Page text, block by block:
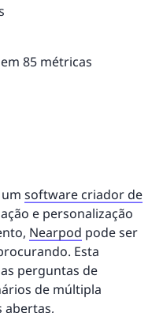
85 métricas
software criador de
e personalização
Nearpod pode ser
Esta
perguntas de
de múltipla
abertas,